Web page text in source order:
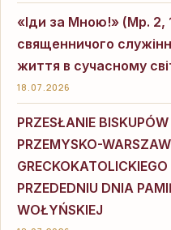
«Іди за Мною!» (Мр. 2,
священничого
життя в сучасному
18.07.2026
PRZESŁANIE
PRZEMYSKO-
PRZEDEDNIU DNIA
WOŁYŃSKIEJ